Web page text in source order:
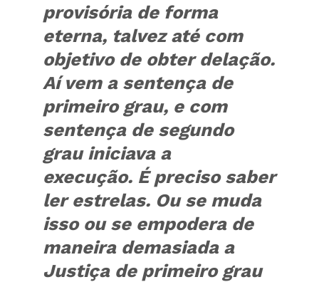
provisória de forma
eterna, talvez até com
objetivo de obter delação.
Aí vem a sentença de
primeiro grau, e com
sentença de segundo
grau iniciava a
execução. É preciso saber
ler estrelas. Ou se muda
isso ou se empodera de
maneira demasiada a
Justiça de primeiro grau